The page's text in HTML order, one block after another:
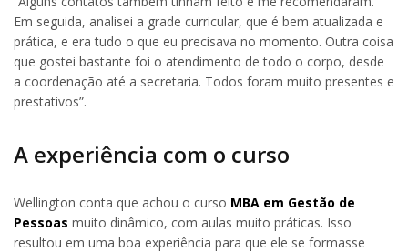
Em seguida, analisei a grade curricular, que é bem atualizada e
prática, e era tudo o que eu precisava no momento. Outra coisa
que gostei bastante foi o atendimento de todo o corpo, desde
a coordenação até a secretaria. Todos foram muito presentes e
prestativos”.
A experiência com o curso
Wellington conta que achou o curso MBA em Gestão de
Pessoas muito dinâmico, com aulas muito práticas. Isso
resultou em uma boa experiência para que ele se formasse